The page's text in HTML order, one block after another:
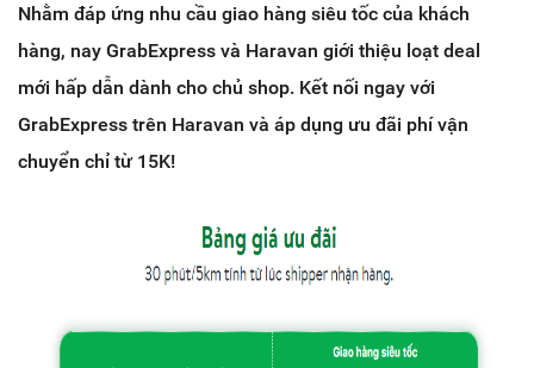
Nhằm đáp ứng nhu cầu giao hàng siêu tốc của khách
hàng, nay GrabExpress và Haravan giới thiệu loạt deal
mới hấp dẫn dành cho chủ shop. Kết nối ngay với
GrabExpress trên Haravan và áp dụng ưu đãi phí vận
chuyển chỉ từ 15K!